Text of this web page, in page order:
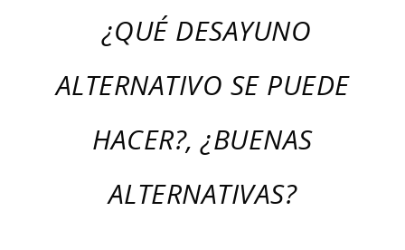
¿QUÉ DESAYUNO
ALTERNATIVO SE PUEDE
HACER?, ¿BUENAS
ALTERNATIVAS?